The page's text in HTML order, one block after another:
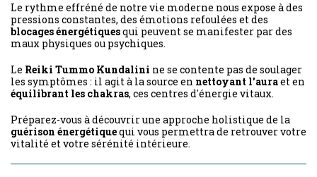
Le rythme effréné de notre vie moderne nous expose à des
pressions constantes, des émotions refoulées et des
blocages énergétiquesqui peuvent se manifester par des
maux physiques ou psychiques.
Le Reiki Tummo Kundalini ne se contente pas de soulager
les symptômes : il agit à la source en nettoyant l'auraet en
équilibrant les chakras, ces centres d'énergie vitaux.
Préparez-vous à découvrir une approche holistique de la
guérison énergétiquequi vous permettra de retrouver votre
vitalité et votre sérénité intérieure.